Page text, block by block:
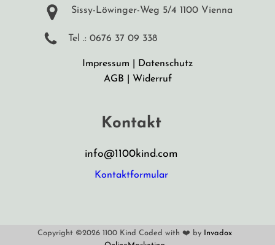
Sissy-Löwinger-Weg 5/4 1100 Vienna
Tel .: 0676 37 09 338
Impressum
Datenschutz
AGB
Widerruf
Kontakt
info@1100kind.com
Kontaktformular
Copyright ©2026 1100 Kind Coded with ❤️ by
Invadox